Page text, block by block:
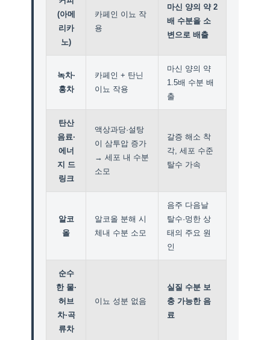
(아메
리카
노)
카페인 이뇨 작
용
마신 양의 약 2
배 수분을 소
변으로 배출
녹차·
홍차
카페인 + 탄닌
이뇨 작용
마신 양의 약
1.5배 수분 배
출
탄산
음료·
에너
지 드
링크
액상과당·설탕
이 삼투압 증가
→ 세포 내 수분
소모
갈증 해소 착
각, 세포 수준
탈수 가속
알코
올
알코올 분해 시
체내 수분 소모
음주 다음날
탈수·멍한 상
태의 주요 원
인
순수
한 물·
허브
차·곡
류차
이뇨 성분 없음
실질 수분 보
충 가능한 음
료